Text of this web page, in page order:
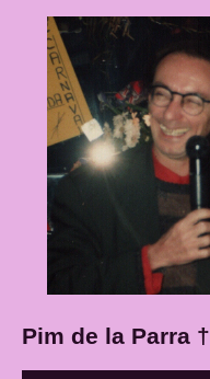
Pim de la Parra †